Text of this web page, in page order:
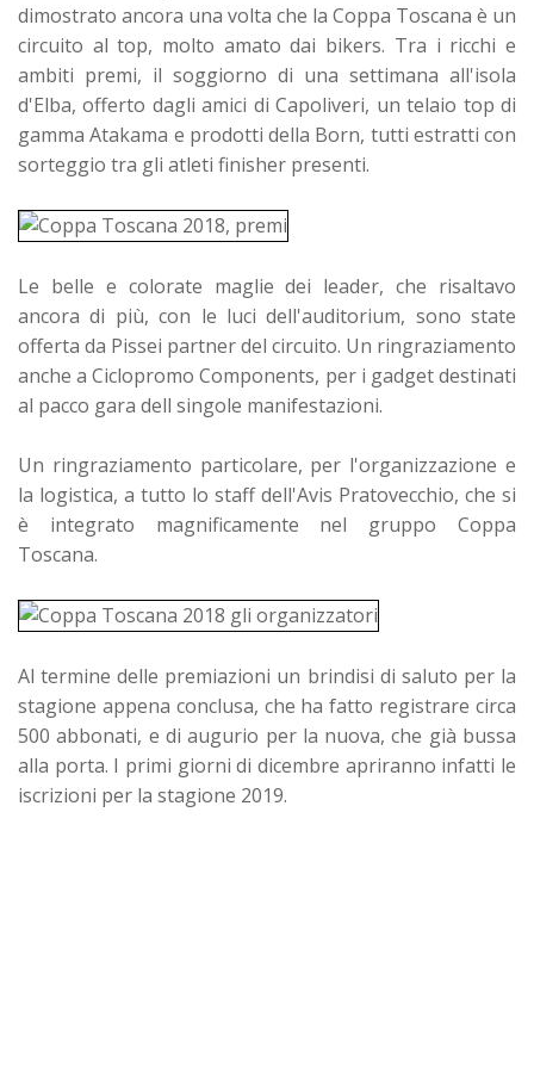
dimostrato ancora una volta che la Coppa Toscana è un
circuito al top, molto amato dai bikers. Tra i ricchi e
ambiti premi, il soggiorno di una settimana all'isola
d'Elba, offerto dagli amici di Capoliveri, un telaio top di
gamma Atakama e prodotti della Born, tutti estratti con
sorteggio tra gli atleti finisher presenti.
Le belle e colorate maglie dei leader, che risaltavo
ancora di più, con le luci dell'auditorium, sono state
offerta da Pissei partner del circuito. Un ringraziamento
anche a Ciclopromo Components, per i gadget destinati
al pacco gara dell singole manifestazioni.
Un ringraziamento particolare, per l'organizzazione e
la logistica, a tutto lo staff dell'Avis Pratovecchio, che si
è integrato magnificamente nel gruppo Coppa
Toscana.
Al termine delle premiazioni un brindisi di saluto per la
stagione appena conclusa, che ha fatto registrare circa
500 abbonati, e di augurio per la nuova, che già bussa
alla porta. I primi giorni di dicembre apriranno infatti le
iscrizioni per la stagione 2019.